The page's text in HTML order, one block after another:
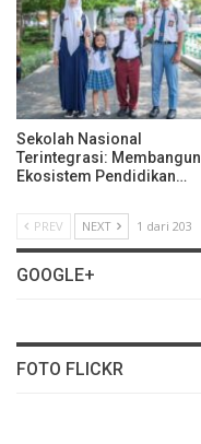
Sekolah Nasional
Terintegrasi: Membangun
Ekosistem Pendidikan…
PREV NEXT 1 dari 203
GOOGLE+
FOTO FLICKR